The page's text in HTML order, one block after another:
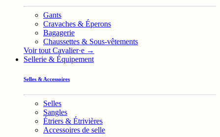
Gants
Cravaches & Éperons
Bagagerie
Chaussettes & Sous-vêtements
Voir tout Cavalier·e →
Sellerie & Équipement
Selles & Accessoires
Selles
Sangles
Étriers & Étrivières
Accessoires de selle